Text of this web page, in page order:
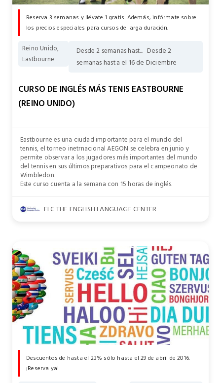
Reserva 3 semanas y llévate 1 gratis. Además, infórmate sobre
los precios especiales para cursos de larga duración.
Reino Unido,
Eastbourne
Desde 2 semanas hast... Desde 2
semanas hasta el 16 de Diciembre
CURSO DE INGLÉS MÁS TENIS EASTBOURNE
(REINO UNIDO)
Eastbourne es una ciudad importante para el mundo del
tennis, el torneo inetrnacional AEGON se celebra en junio y
permite observar a los jugadores más importantes del mundo
del tennis en sus últimos preparativos para el campeonato de
Wimbledon.
Este curso cuenta a la semana con 15 horas de inglés.
ELC THE ENGLISH LANGUAGE CENTER
Descuentos de hasta el 23% sólo hasta el 29 de abril de 2016.
¡Reserva ya!